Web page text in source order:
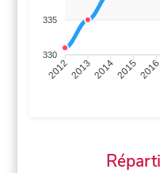
335
330
20122013201420152016